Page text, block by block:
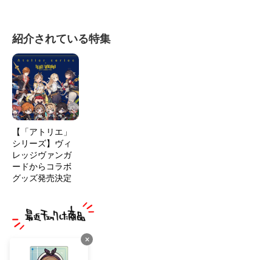
紹介されている特集
【「アトリエ」
シリーズ】ヴィ
レッジヴァンガ
ードからコラボ
グッズ発売決定
×